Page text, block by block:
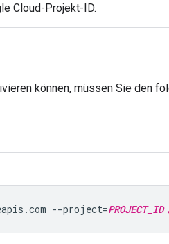
Cloud-Projekt-ID.
können, müssen Sie den
--project=PROJECT_ID